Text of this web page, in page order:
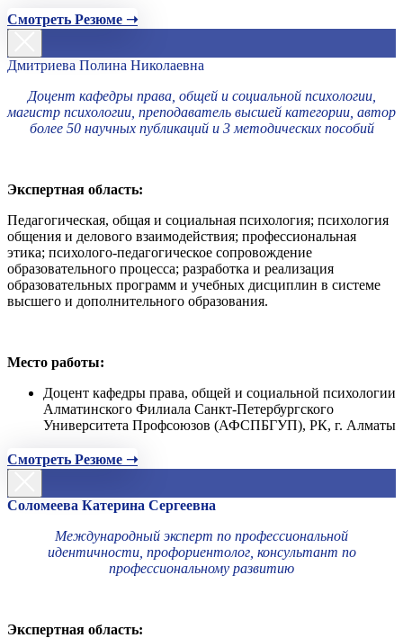
Смотреть Резюме ➝
Дмитриева Полина Николаевна
Доцент кафедры права, общей и социальной психологии,
магистр психологии, преподаватель высшей категории, автор
более 50 научных публикаций и 3 методических пособий
Экспертная область:
Педагогическая, общая и социальная психология; психология
общения и делового взаимодействия; профессиональная
этика; психолого-педагогическое сопровождение
образовательного процесса; разработка и реализация
образовательных программ и учебных дисциплин в системе
высшего и дополнительного образования.
Место работы:
Доцент кафедры права, общей и социальной психологии
Алматинского Филиала Санкт-Петербургского
Университета Профсоюзов (АФСПБГУП), РК, г. Алматы
Смотреть Резюме ➝
Соломеева Катерина Сергеевна
Международный эксперт по профессиональной
идентичности, профориентолог, консультант по
профессиональному развитию
Экспертная область: